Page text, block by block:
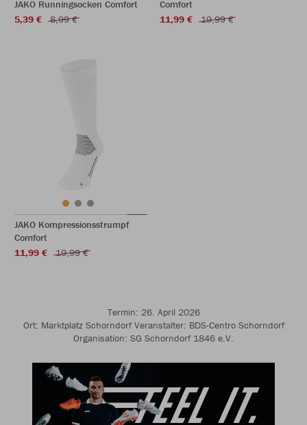
JAKO Runningsocken Comfort
5,39 €
8,99 €
Comfort
11,99 €
19,99 €
JAKO Kompressionsstrumpf
Comfort
11,99 €
19,99 €
Termin: 26. April 2026
Ort: Marktplatz Schorndorf Veranstalter: BDS-Centro Schorndorf
Organisation: SG Schorndorf 1846 e.V.